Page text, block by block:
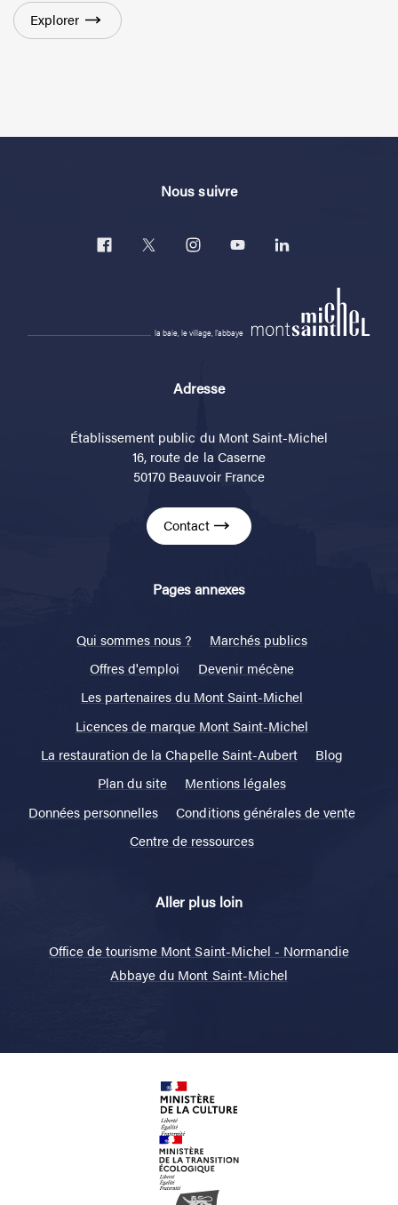
Explorer
Nous suivre
la baie, le village, l'abbaye
Adresse
Établissement public du Mont Saint-Michel
16, route de la Caserne
50170 Beauvoir France
Contact
Pages annexes
Qui sommes nous ?
Marchés publics
Offres d'emploi
Devenir mécène
Les partenaires du Mont Saint-Michel
Licences de marque Mont Saint-Michel
La restauration de la Chapelle Saint-Aubert
Blog
Plan du site
Mentions légales
Données personnelles
Conditions générales de vente
Centre de ressources
Aller plus loin
Office de tourisme Mont Saint-Michel - Normandie
Abbaye du Mont Saint-Michel